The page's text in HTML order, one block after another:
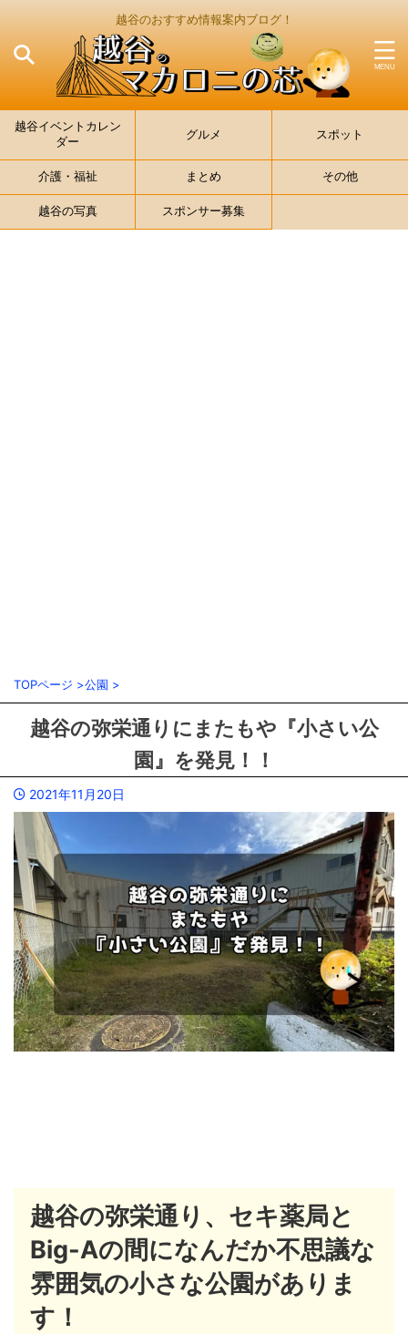
越谷のおすすめ情報案内ブログ！
越谷イベントカレン
ダー
グルメ スポット
介護・福祉 まとめ その他
越谷の写真 スポンサー募集
TOPページ >公園 >
越谷の弥栄通りにまたもや『小さい公
園』を発見！！
2021年11月20日
越谷の弥栄通り、セキ薬局と
Big-Aの間になんだか不思議な
雰囲気の小さな公園がありま
す！